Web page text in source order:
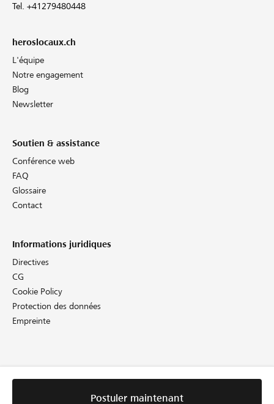
Postuler maintenant
Tel. +41279480448
heroslocaux.ch
L'équipe
Notre engagement
Blog
Newsletter
Soutien & assistance
Conférence web
FAQ
Glossaire
Contact
Informations juridiques
Directives
CG
Cookie Policy
Protection des données
Empreinte